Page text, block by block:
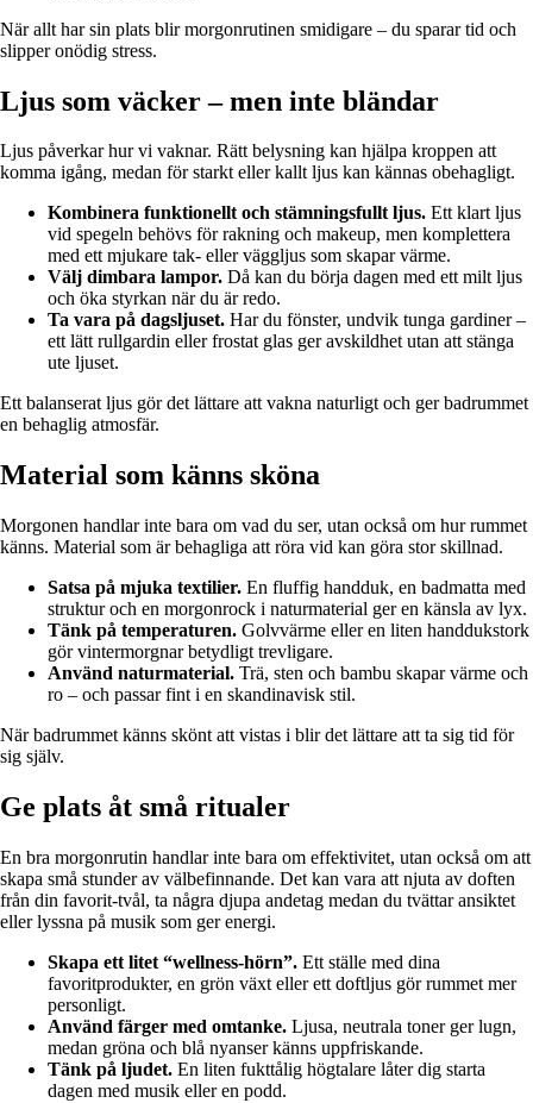
När allt har sin plats blir morgonrutinen smidigare – du sparar tid och
slipper onödig stress.
Ljus som väcker – men inte bländar
Ljus påverkar hur vi vaknar. Rätt belysning kan hjälpa kroppen att
komma igång, medan för starkt eller kallt ljus kan kännas obehagligt.
Kombinera funktionellt och stämningsfullt ljus. Ett klart ljus
vid spegeln behövs för rakning och makeup, men komplettera
med ett mjukare tak- eller väggljus som skapar värme.
Välj dimbara lampor. Då kan du börja dagen med ett milt ljus
och öka styrkan när du är redo.
Ta vara på dagsljuset. Har du fönster, undvik tunga gardiner –
ett lätt rullgardin eller frostat glas ger avskildhet utan att stänga
ute ljuset.
Ett balanserat ljus gör det lättare att vakna naturligt och ger badrummet
en behaglig atmosfär.
Material som känns sköna
Morgonen handlar inte bara om vad du ser, utan också om hur rummet
känns. Material som är behagliga att röra vid kan göra stor skillnad.
Satsa på mjuka textilier. En fluffig handduk, en badmatta med
struktur och en morgonrock i naturmaterial ger en känsla av lyx.
Tänk på temperaturen. Golvvärme eller en liten handdukstork
gör vintermorgnar betydligt trevligare.
Använd naturmaterial. Trä, sten och bambu skapar värme och
ro – och passar fint i en skandinavisk stil.
När badrummet känns skönt att vistas i blir det lättare att ta sig tid för
sig själv.
Ge plats åt små ritualer
En bra morgonrutin handlar inte bara om effektivitet, utan också om att
skapa små stunder av välbefinnande. Det kan vara att njuta av doften
från din favorit-tvål, ta några djupa andetag medan du tvättar ansiktet
eller lyssna på musik som ger energi.
Skapa ett litet “wellness-hörn”. Ett ställe med dina
favoritprodukter, en grön växt eller ett doftljus gör rummet mer
personligt.
Använd färger med omtanke. Ljusa, neutrala toner ger lugn,
medan gröna och blå nyanser känns uppfriskande.
Tänk på ljudet. En liten fukttålig högtalare låter dig starta
dagen med musik eller en podd.